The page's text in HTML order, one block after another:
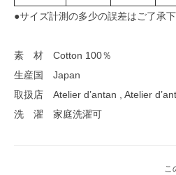
●サイズ計測の多少の誤差はご了承
素 材 Cotton 100％
生産国 Japan
取扱店 Atelier d’antan , Atelier
洗 濯 家庭洗濯可
こ